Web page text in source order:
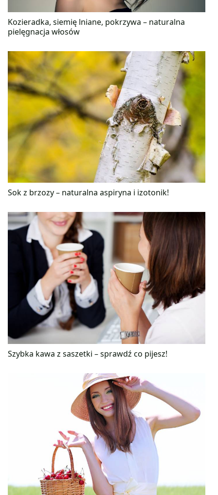
Kozieradka, siemię lniane, pokrzywa – naturalna
pielęgnacja włosów
Sok z brzozy – naturalna aspiryna i izotonik!
Szybka kawa z saszetki – sprawdź co pijesz!